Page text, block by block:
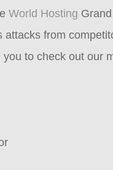
World Hosting
attacks from
to check out our